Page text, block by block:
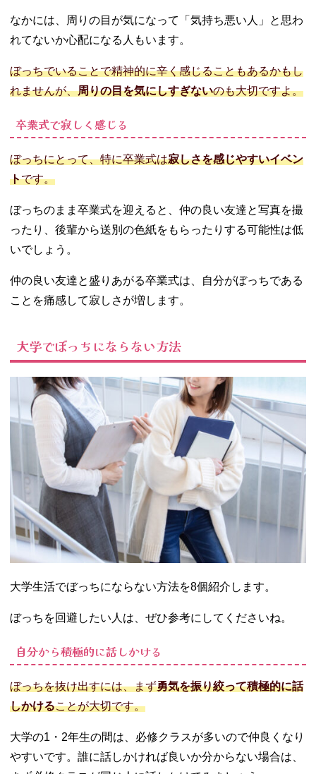
なかには、周りの目が気になって「気持ち悪い人」と思わ
れてないか心配になる人もいます。
ぼっちでいることで精神的に辛く感じることもあるかもし
れませんが、周りの目を気にしすぎないのも大切ですよ。
卒業式で寂しく感じる
ぼっちにとって、特に卒業式は寂しさを感じやすいイベン
トです。
ぼっちのまま卒業式を迎えると、仲の良い友達と写真を撮
ったり、後輩から送別の色紙をもらったりする可能性は低
いでしょう。
仲の良い友達と盛りあがる卒業式は、自分がぼっちである
ことを痛感して寂しさが増します。
大学でぼっちにならない方法
大学生活でぼっちにならない方法を8個紹介します。
ぼっちを回避したい人は、ぜひ参考にしてくださいね。
自分から積極的に話しかける
ぼっちを抜け出すには、まず勇気を振り絞って積極的に話
しかけることが大切です。
大学の1・2年生の間は、必修クラスが多いので仲良くなり
やすいです。誰に話しかければ良いか分からない場合は、